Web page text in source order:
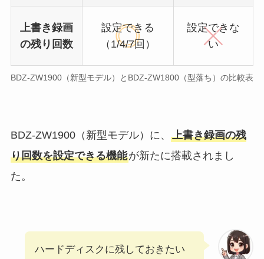
上書き録画
の残り回数
設定できる
（1/4/7回）
設定できな
い
BDZ-ZW1900（新型モデル）とBDZ-ZW1800（型落ち）の比較表
BDZ-ZW1900（新型モデル）に、 上書き録画の残
り回数を設定できる機能が新たに搭載されまし
た。
ハードディスクに残しておきたい